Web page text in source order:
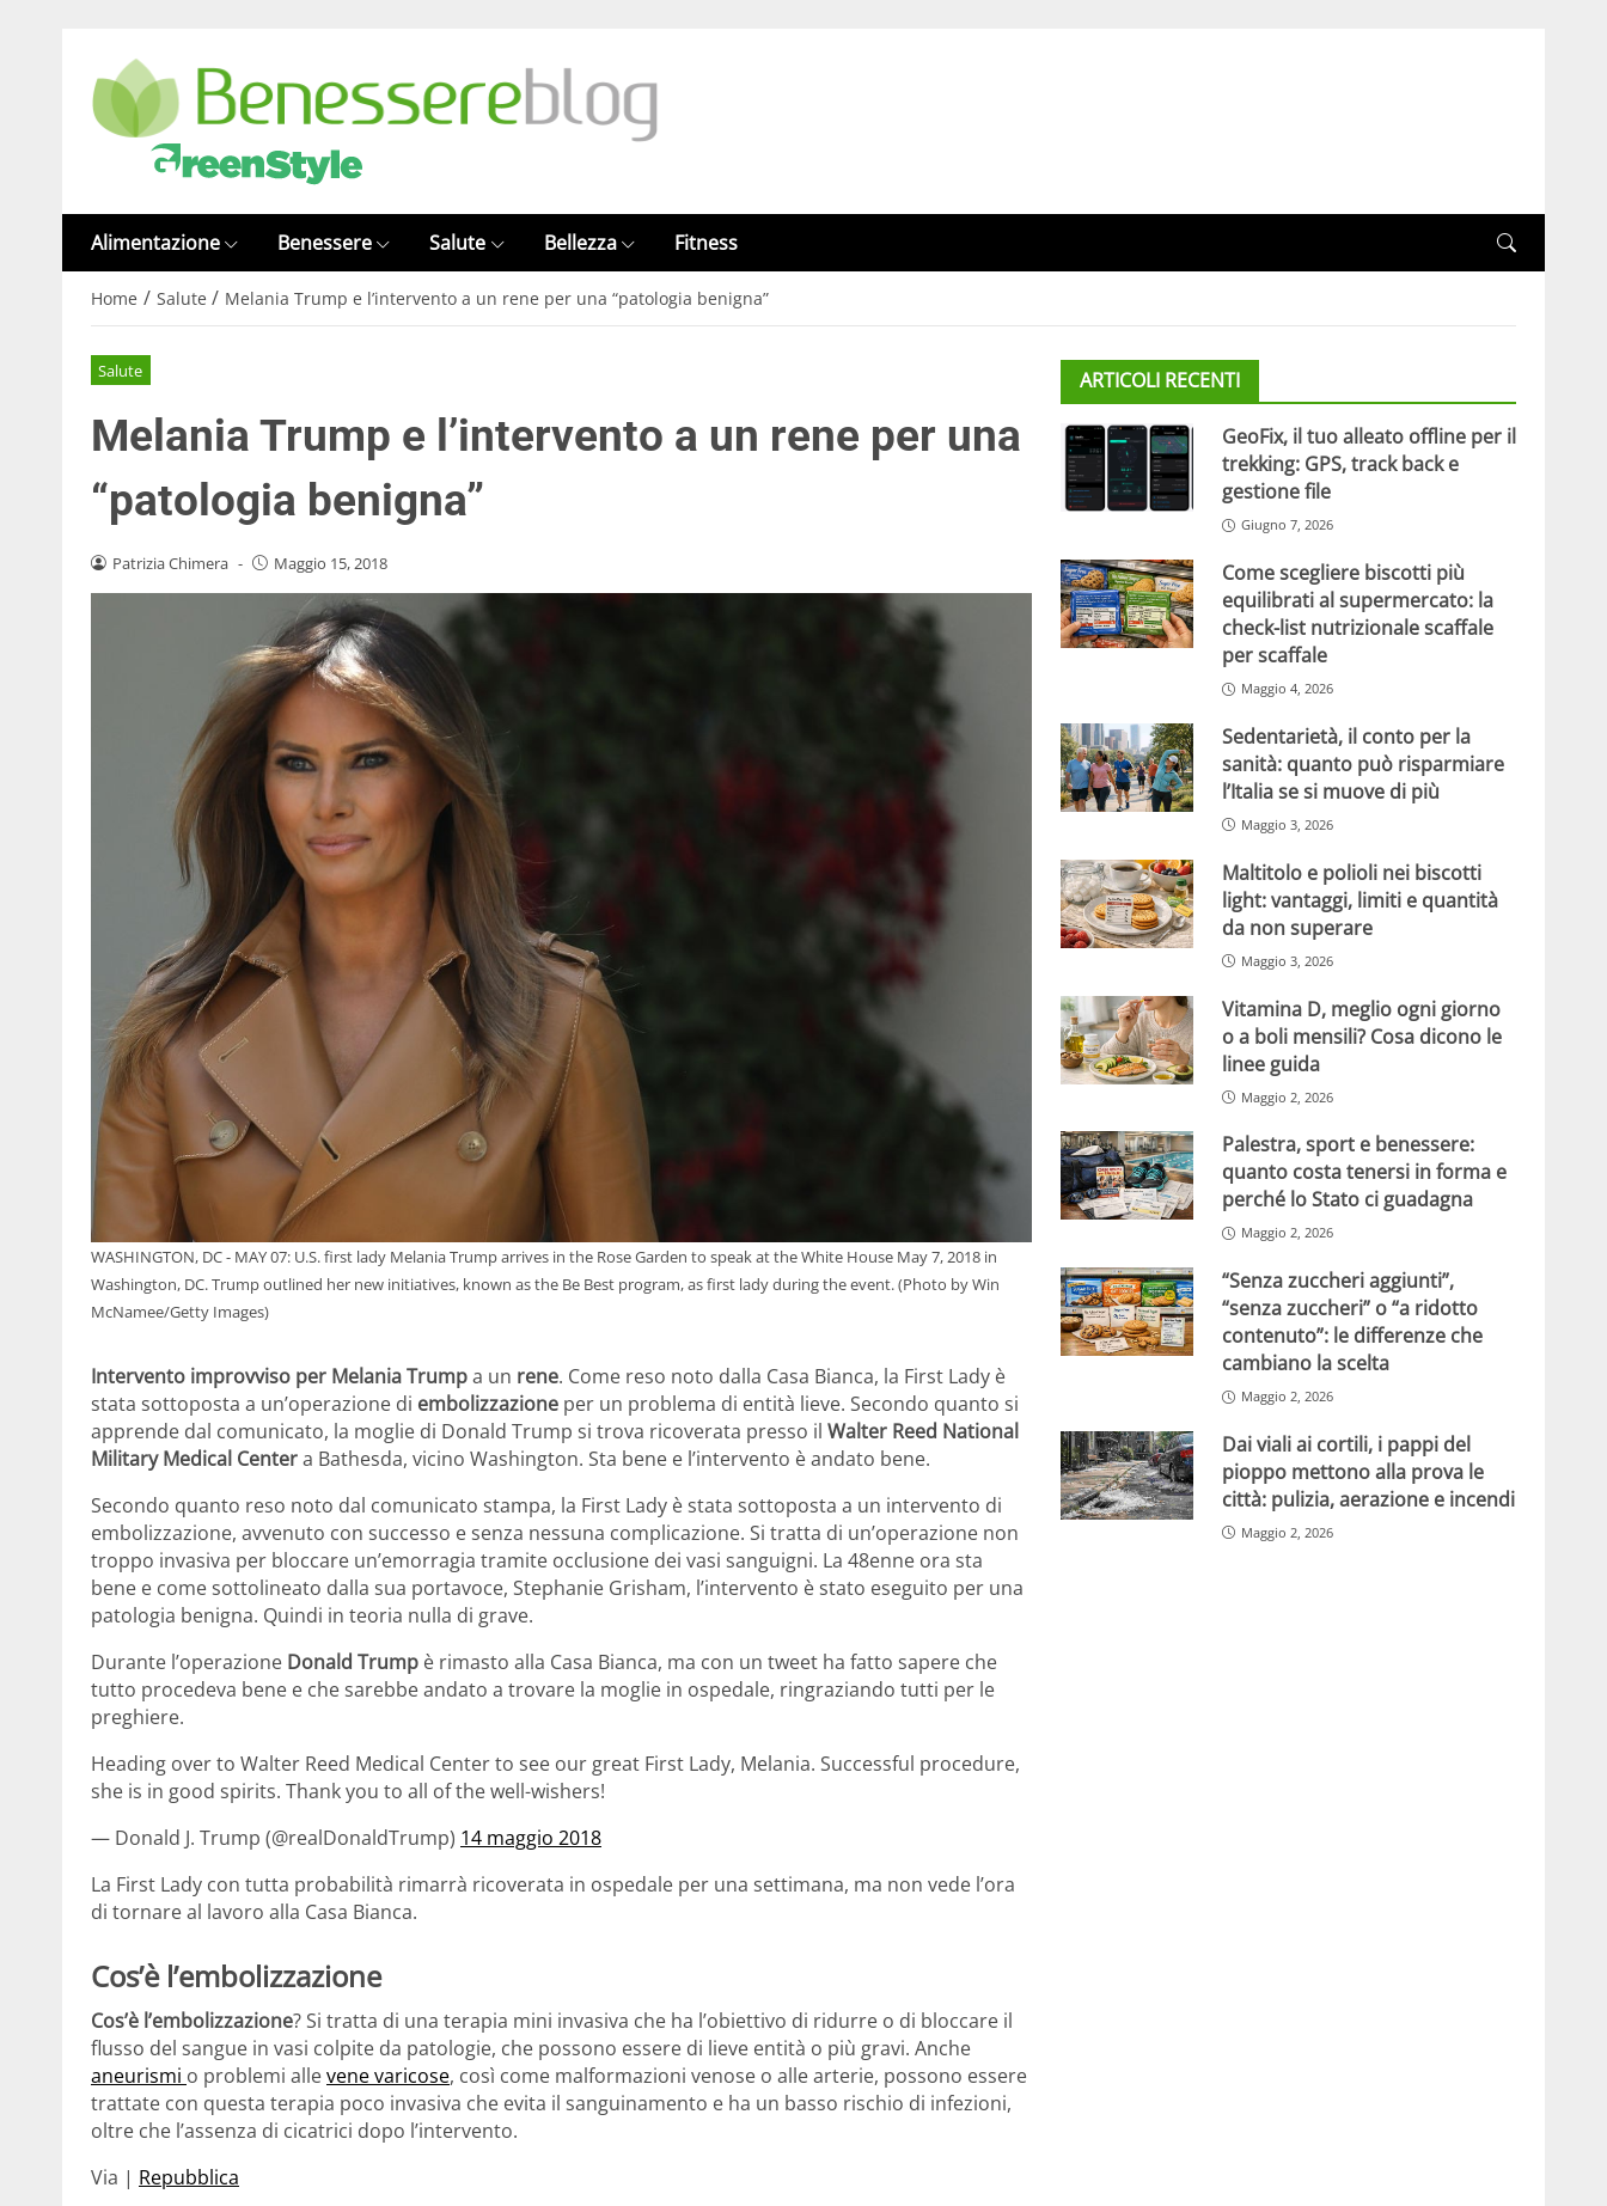
Alimentazione Benessere Salute Bellezza Fitness
Home / Salute / Melania Trump e l’intervento a un rene per una “patologia benigna”
Salute
Melania Trump e l’intervento a un rene per una
“patologia benigna”
Patrizia Chimera - Maggio 15, 2018
WASHINGTON, DC - MAY 07: U.S. first lady Melania Trump arrives in the Rose Garden to speak at the White House May 7, 2018 in
Washington, DC. Trump outlined her new initiatives, known as the Be Best program, as first lady during the event. (Photo by Win
McNamee/Getty Images)
Intervento improvviso per Melania Trumpa un rene. Come reso noto dalla Casa Bianca, la First Lady è
stata sottoposta a un’operazione di embolizzazione per un problema di entità lieve. Secondo quanto si
apprende dal comunicato, la moglie di Donald Trump si trova ricoverata presso il Walter Reed National
Military Medical Centera Bathesda, vicino Washington. Sta bene e l’intervento è andato bene.
Secondo quanto reso noto dal comunicato stampa, la First Lady è stata sottoposta a un intervento di
embolizzazione, avvenuto con successo e senza nessuna complicazione. Si tratta di un’operazione non
troppo invasiva per bloccare un’emorragia tramite occlusione dei vasi sanguigni. La 48enne ora sta
bene e come sottolineato dalla sua portavoce, Stephanie Grisham, l’intervento è stato eseguito per una
patologia benigna. Quindi in teoria nulla di grave.
Durante l’operazione Donald Trump è rimasto alla Casa Bianca, ma con un tweet ha fatto sapere che
tutto procedeva bene e che sarebbe andato a trovare la moglie in ospedale, ringraziando tutti per le
preghiere.
Heading over to Walter Reed Medical Center to see our great First Lady, Melania. Successful procedure,
she is in good spirits. Thank you to all of the well-wishers!
— Donald J. Trump (@realDonaldTrump) 14 maggio 2018
La First Lady con tutta probabilità rimarrà ricoverata in ospedale per una settimana, ma non vede l’ora
di tornare al lavoro alla Casa Bianca.
Cos’è l’embolizzazione
Cos’è l’embolizzazione? Si tratta di una terapia mini invasiva che ha l’obiettivo di ridurre o di bloccare il
flusso del sangue in vasi colpite da patologie, che possono essere di lieve entità o più gravi. Anche
aneurismi o problemi allevene varicose, così come malformazioni venose o alle arterie, possono essere
trattate con questa terapia poco invasiva che evita il sanguinamento e ha un basso rischio di infezioni,
oltre che l’assenza di cicatrici dopo l’intervento.
Via | Repubblica
ARTICOLI RECENTI
GeoFix, il tuo alleato offline per il
trekking: GPS, track back e
gestione file
Giugno 7, 2026
Come scegliere biscotti più
equilibrati al supermercato: la
check-list nutrizionale scaffale
per scaffale
Maggio 4, 2026
Sedentarietà, il conto per la
sanità: quanto può risparmiare
l’Italia se si muove di più
Maggio 3, 2026
Maltitolo e polioli nei biscotti
light: vantaggi, limiti e quantità
da non superare
Maggio 3, 2026
Vitamina D, meglio ogni giorno
o a boli mensili? Cosa dicono le
linee guida
Maggio 2, 2026
Palestra, sport e benessere:
quanto costa tenersi in forma e
perché lo Stato ci guadagna
Maggio 2, 2026
“Senza zuccheri aggiunti”,
“senza zuccheri” o “a ridotto
contenuto”: le differenze che
cambiano la scelta
Maggio 2, 2026
Dai viali ai cortili, i pappi del
pioppo mettono alla prova le
città: pulizia, aerazione e incendi
Maggio 2, 2026